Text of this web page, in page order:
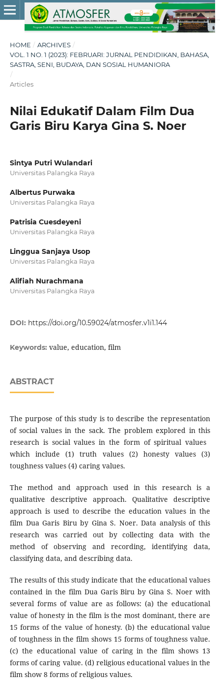
HOME / ARCHIVES /
VOL. 1 NO. 1 (2023): FEBRUARI: JURNAL PENDIDIKAN, BAHASA,
SASTRA, SENI, BUDAYA, DAN SOSIAL HUMANIORA
/
Articles
Nilai Edukatif Dalam Film Dua
Garis Biru Karya Gina S. Noer
Sintya Putri Wulandari
Universitas Palangka Raya
Albertus Purwaka
Universitas Palangka Raya
Patrisia Cuesdeyeni
Universitas Palangka Raya
Linggua Sanjaya Usop
Universitas Palangka Raya
Alifiah Nurachmana
Universitas Palangka Raya
DOI: https://doi.org/10.59024/atmosfer.v1i1.144
Keywords: value, education, film
ABSTRACT
The purpose of this study is to describe the representation
of social values ​​in the sack. The problem explored in this
research is social values ​​in the form of spiritual values ​​
which include (1) truth values (2) honesty values (3)
toughness values (4) caring values.
The method and approach used in this research is a
qualitative descriptive approach. Qualitative descriptive
approach is used to describe the education values ​​in the
film Dua Garis Biru by Gina S. Noer. Data analysis of this
research was carried out by collecting data with the
method of observing and recording, identifying data,
classifying data, and describing data.
The results of this study indicate that the educational values
​​contained in the film Dua Garis Biru by Gina S. Noer with
several forms of value are as follows: (a) the educational
value of honesty in the film is the most dominant, there are
15 forms of the value of honesty. (b) the educational value
of toughness in the film shows 15 forms of toughness value.
(c) the educational value of caring in the film shows 13
forms of caring value. (d) religious educational values ​​in the
film show 8 forms of religious values.